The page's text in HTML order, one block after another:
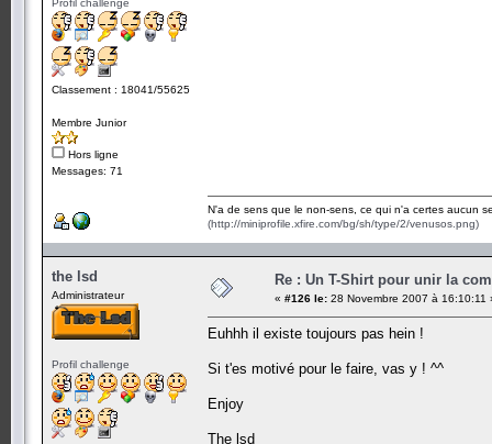
Profil challenge
Classement : 18041/55625
Membre Junior
Hors ligne
Messages: 71
N'a de sens que le non-sens, ce qui n'a certes aucun
(http://miniprofile.xfire.com/bg/sh/type/2/venusos.png)
the lsd
Administrateur
Profil challenge
Re : Un T-Shirt pour unir la
« #126 le: 28 Novembre 2007 à 16:10:11
Euhhh il existe toujours pas hein !
Si t'es motivé pour le faire, vas y ! ^^
Enjoy
The lsd